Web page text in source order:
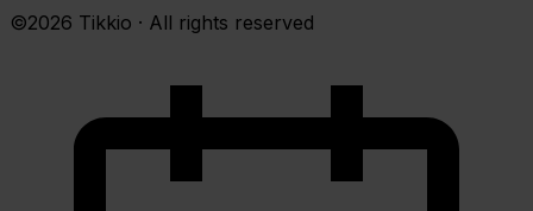
©2026 Tikkio · All rights reserved